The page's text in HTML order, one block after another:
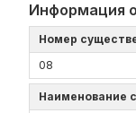
Информация
Номер
08
Наименование